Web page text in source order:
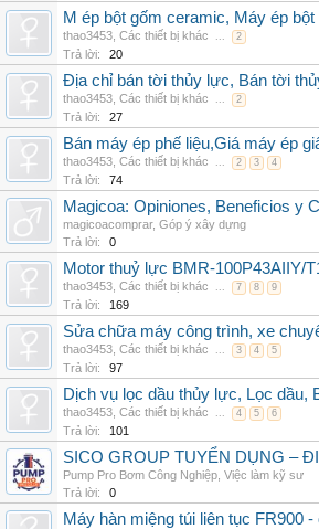
M ép bột gốm ceramic, Máy ép
thao3453 Các thiết bị khác ... 2
Trả lời: 20
Địa chỉ bán tời thủy lực, Bán tời
thao3453 Các thiết bị khác ... 2
Trả lời: 27
Bán máy ép phế liệu,Giá máy ép
thao3453 Các thiết bị khác ... 2 3 4
Trả lời: 74
Magicoa: Opiniones, Beneficios y
magicoacomprar, Góp ý xây dựng
Trả lời:
0
Motor thuỷ lực BMR-100P43AIIY/
thao3453 Các thiết bị khác ... 7 8 9
Trả lời: 169
Sửa chữa máy công trình, xe
thao3453 Các thiết bị khác ... 3 4 5
Trả lời: 97
Dịch vụ lọc dầu thủy lực, Lọc dầu,
thao3453 Các thiết bị khác ... 4 5 6
Trả lời: 101
SICO GROUP TUYỂN DỤNG –
Pump Pro Bơm Công Nghiệp Việc làm kỹ sư
Trả lời:
0
Máy hàn miệng túi liên tục FR900